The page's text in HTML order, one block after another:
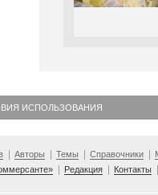
ИСПОЛЬЗОВАНИЯ
Авторы Темы Справочники
Редакция Контакты